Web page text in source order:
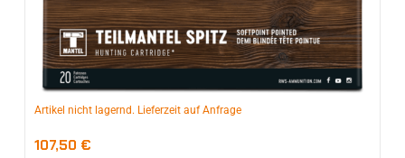
Artikel nicht lagernd. Lieferzeit auf Anfrage
107,50 €